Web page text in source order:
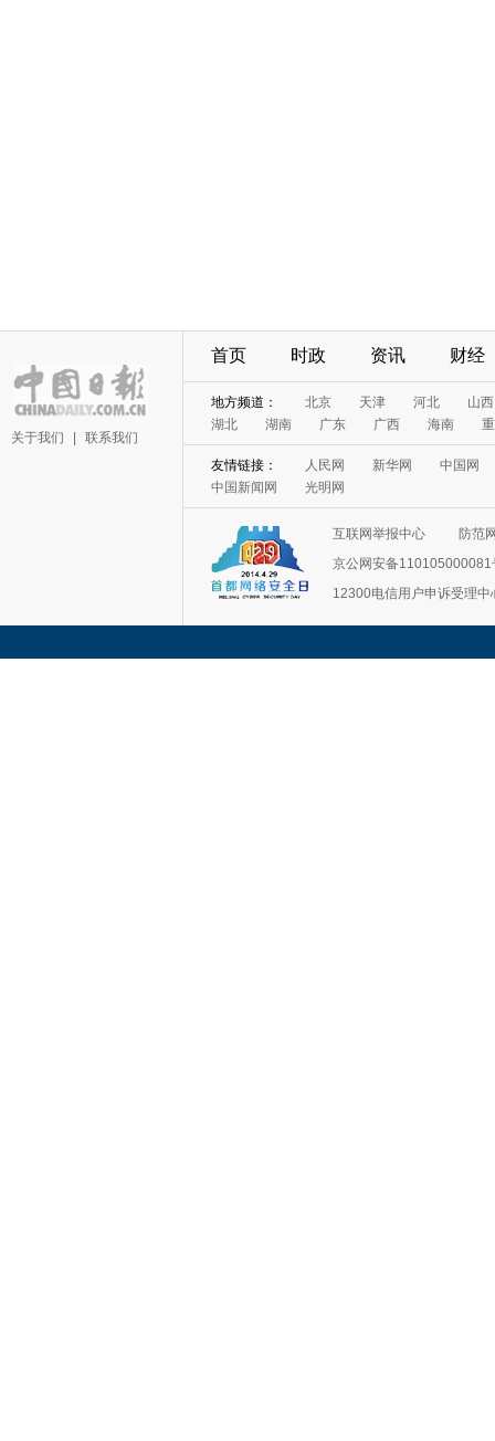
关于我们 联系我们
首页 时政 资讯 财经
地方频道： 北京 天津 河北
山西
湖北
湖南 广东 广西 海南
友情链接： 人民网 新华网
中国网
中国新闻网
光明网
互联网举报中心
防范
京公网安备110105000081
12300电信用户申诉受理中